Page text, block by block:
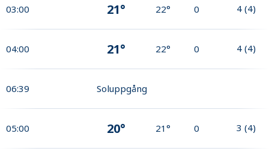
03:00 21° 22° 0 4 (4)
04:00 21° 22° 0 4 (4)
06:39 Soluppgång
05:00 20° 21° 0 3 (4)